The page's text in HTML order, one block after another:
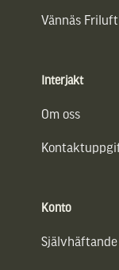
Vännäs
Interjakt
Om oss
Konto